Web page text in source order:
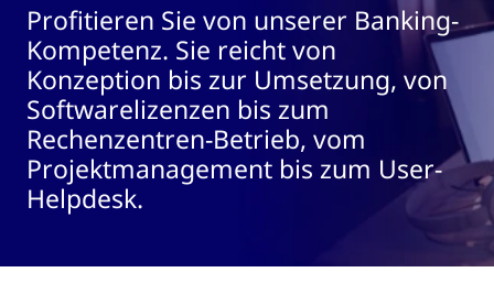
Profitieren Sie von unserer Banking-
Kompetenz. Sie reicht von
Konzeption bis zur Umsetzung, von
Softwarelizenzen bis zum
Rechenzentren-Betrieb, vom
Projektmanagement bis zum User-
Helpdesk.